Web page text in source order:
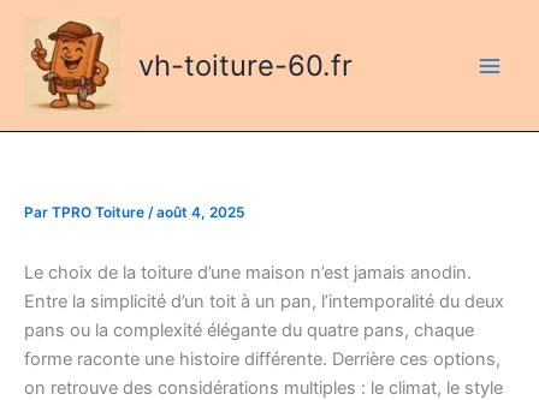
contenu
vh-toiture-60.fr
Par TPRO Toiture /août 4, 2025
Le choix de la toiture d’une maison n’est jamais anodin.
Entre la simplicité d’un toit à un pan, l’intemporalité du deux
pans ou la complexité élégante du quatre pans, chaque
forme raconte une histoire différente. Derrière ces options,
on retrouve des considérations multiples : le climat, le style